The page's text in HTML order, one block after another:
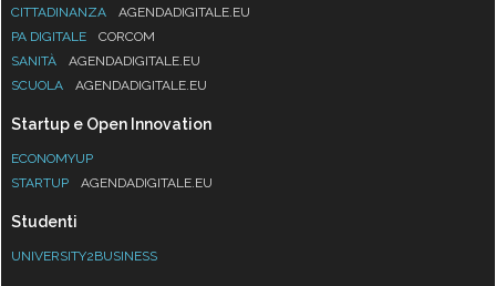
CITTADINANZA
AGENDADIGITALE.EU
PA DIGITALE
CORCOM
SANITÀ
AGENDADIGITALE.EU
SCUOLA
AGENDADIGITALE.EU
Startup e Open Innovation
ECONOMYUP
STARTUP
AGENDADIGITALE.EU
Studenti
UNIVERSITY2BUSINESS